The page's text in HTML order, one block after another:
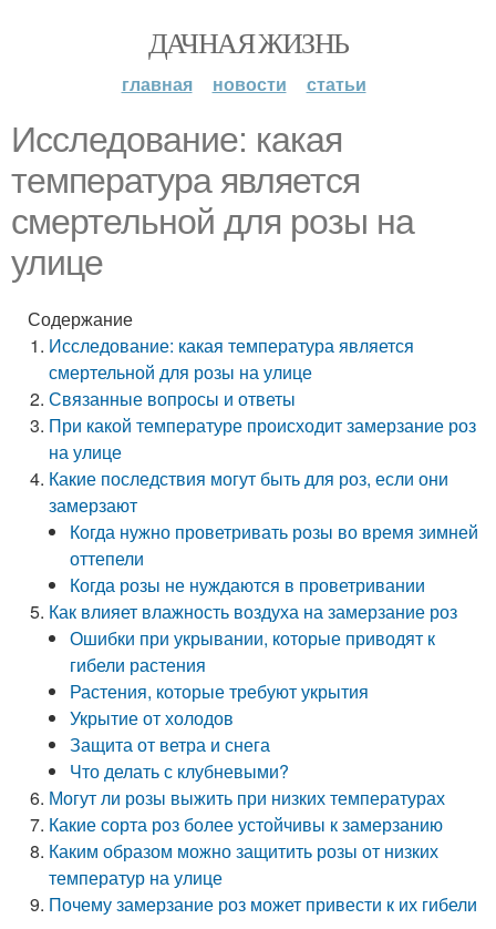
ДАЧНАЯ ЖИЗНЬ
главная новости статьи
Исследование: какая
температура является
смертельной для розы на
улице
Содержание
Исследование: какая температура является
смертельной для розы на улице
Связанные вопросы и ответы
При какой температуре происходит замерзание роз
на улице
Какие последствия могут быть для роз, если они
замерзают
Когда нужно проветривать розы во время зимней
оттепели
Когда розы не нуждаются в проветривании
Как влияет влажность воздуха на замерзание роз
Ошибки при укрывании, которые приводят к
гибели растения
Растения, которые требуют укрытия
Укрытие от холодов
Защита от ветра и снега
Что делать с клубневыми?
Могут ли розы выжить при низких температурах
Какие сорта роз более устойчивы к замерзанию
Каким образом можно защитить розы от низких
температур на улице
Почему замерзание роз может привести к их гибели